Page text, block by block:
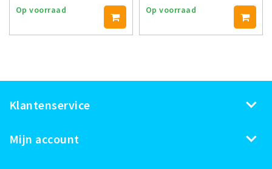
Op voorraad Op voorraad
Klantenservice
Mijn account